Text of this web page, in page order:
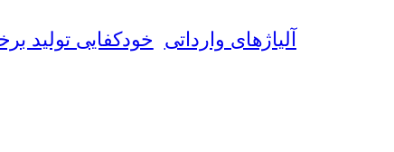
آلیاژهای وارداتی خودکفایی تولید